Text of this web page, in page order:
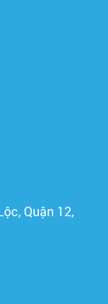
Quận 12,